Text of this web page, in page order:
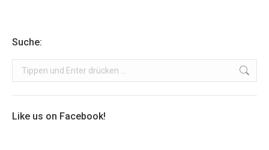
Suche:
Search:
Like us on Facebook!